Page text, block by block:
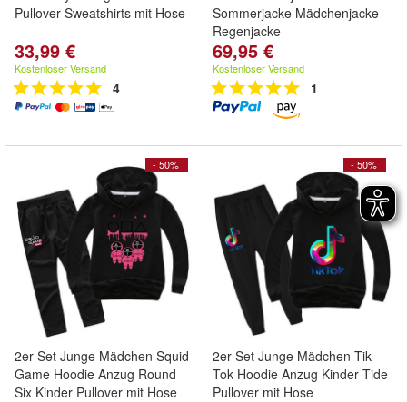
Pullover Sweatshirts mit Hose
33,99 €
Kostenloser Versand
4
Sommerjacke Mädchenjacke
Regenjacke
69,95 €
Kostenloser Versand
1
- 50%
2er Set Junge Mädchen Squid
Game Hoodie Anzug Round
Six Kinder Pullover mit Hose
- 50%
2er Set Junge Mädchen Tik
Tok Hoodie Anzug Kinder Tide
Pullover mit Hose